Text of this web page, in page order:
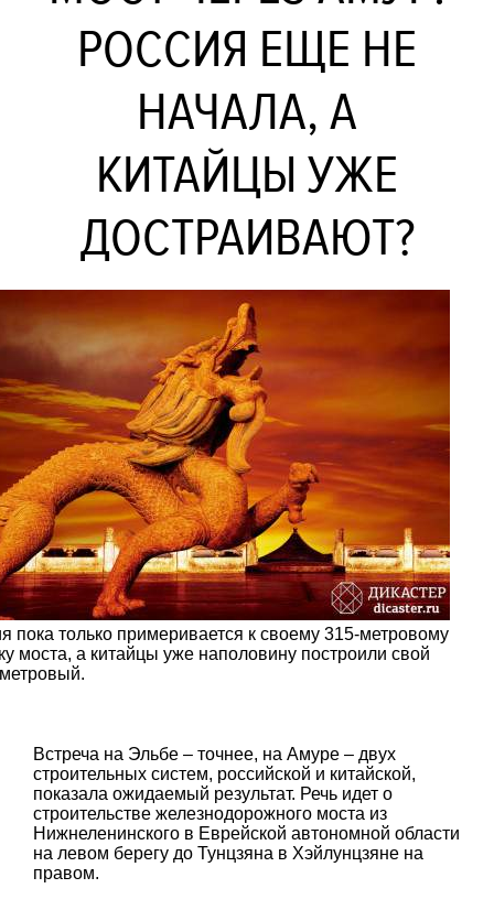
РОССИЯ ЕЩЕ НЕ
НАЧАЛА, А
КИТАЙЦЫ УЖЕ
ДОСТРАИВАЮТ?
пока только примеривается к своему 315-метровому
моста, а китайцы уже наполовину построили свой
Встреча на Эльбе – точнее, на Амуре – двух
строительных систем, российской и китайской,
показала ожидаемый результат. Речь идет о
строительстве железнодорожного моста из
Нижнеленинского в Еврейской автономной области
на левом берегу до Тунцзяна в Хэйлунцзяне на
правом.